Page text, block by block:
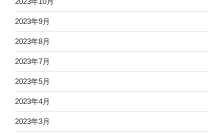
2023年9月
2023年8月
2023年7月
2023年5月
2023年4月
2023年3月